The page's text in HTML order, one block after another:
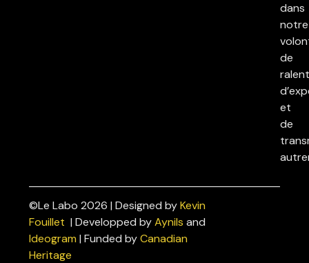
dans
notre
de
et
de
©Le Labo 2026 | Designed byKevin
Fouillet | Developped byAynils and
Ideogram | Funded byCanadian
Heritage